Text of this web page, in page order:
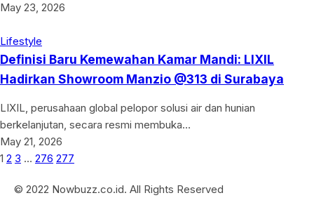
May 23, 2026
Lifestyle
Definisi Baru Kemewahan Kamar Mandi: LIXIL
Hadirkan Showroom Manzio @313 di Surabaya
LIXIL, perusahaan global pelopor solusi air dan hunian
berkelanjutan, secara resmi membuka…
May 21, 2026
1 2 3 … 276 277
© 2022 Nowbuzz.co.id. All Rights Reserved